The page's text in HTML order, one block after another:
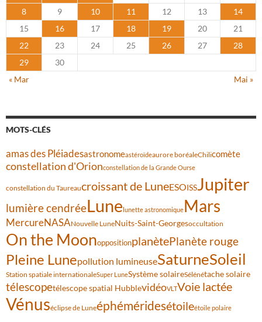
8
9 10 11 12 13
14
15
16 17 18 19 20
21
22
23 24 25 26 27
28
29
30
« Mar
Mai »
MOTS-CLÉS
amas des Pléiadesastronomeastéroïdeaurore boréaleChilicomète
constellation d'Orionconstellation de la Grande Ourse
constellation du Taureaucroissant de LuneESOISSJupiter
lumière cendréeLunelunette astronomiqueMars
MercureNASANouvelle LuneNuits-Saint-Georgesoccultation
On the MoonoppositionplanètePlanète rouge
Pleine Lunepollution lumineuseSaturneSoleil
Station spatiale internationaleSuper LuneSystème solaireSélénétache solaire
télescopetélescope spatial HubblevidéoVLTVoie lactée
Vénuséclipse de Luneéphéméridesétoileétoile polaire